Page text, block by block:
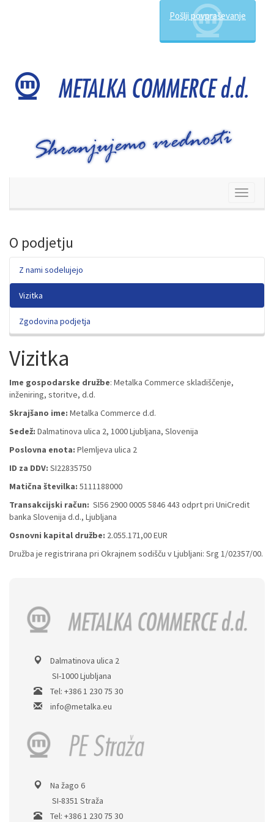
Pošlji povpraševanje
Preklop
O podjetju
Z nami sodelujejo
Vizitka
Zgodovina podjetja
Vizitka
Ime gospodarske družbe: Metalka Commerce skladiščenje,
inženiring, storitve, d.d.
Skrajšano ime: Metalka Commerce d.d.
Sedež: Dalmatinova ulica 2, 1000 Ljubljana, Slovenija
Poslovna enota: Plemljeva ulica 2
ID za DDV: SI22835750
Matična številka: 5111188000
Transakcijski račun: SI56 2900 0005 5846 443 odprt pri UniCredit
banka Slovenija d.d., Ljubljana
Osnovni kapital družbe: 2.055.171,00 EUR
Družba je registrirana pri Okrajnem sodišču v Ljubljani: Srg 1/02357/00.
Dalmatinova ulica 2
SI-1000 Ljubljana
Tel: +386 1 230 75 30
info@metalka.eu
Na žago 6
SI-8351 Straža
Tel: +386 1 230 75 30